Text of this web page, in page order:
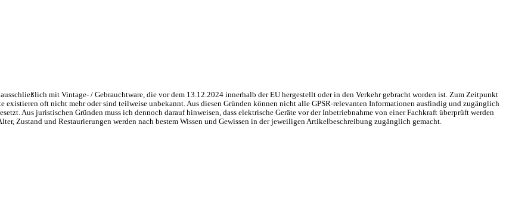
mit Vintage- / Gebrauchtware, die vor dem 13.12.2024 innerhalb der EU hergestellt oder in den Verkehr gebracht worden ist. Zum Zeitpunkt
existieren oft nicht mehr oder sind teilweise unbekannt. Aus diesen Gründen können nicht alle GPSR-relevanten Informationen ausfindig und zugänglich
Aus juristischen Gründen muss ich dennoch darauf hinweisen, dass elektrische Geräte vor der Inbetriebnahme von einer Fachkraft überprüft werden
Zustand und Restaurierungen werden nach bestem Wissen und Gewissen in der jeweiligen Artikelbeschreibung zugänglich gemacht.